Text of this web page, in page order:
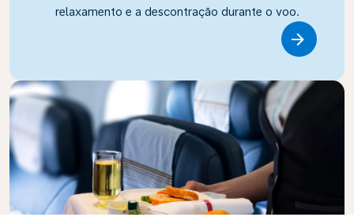
relaxamento e a descontração durante o voo.